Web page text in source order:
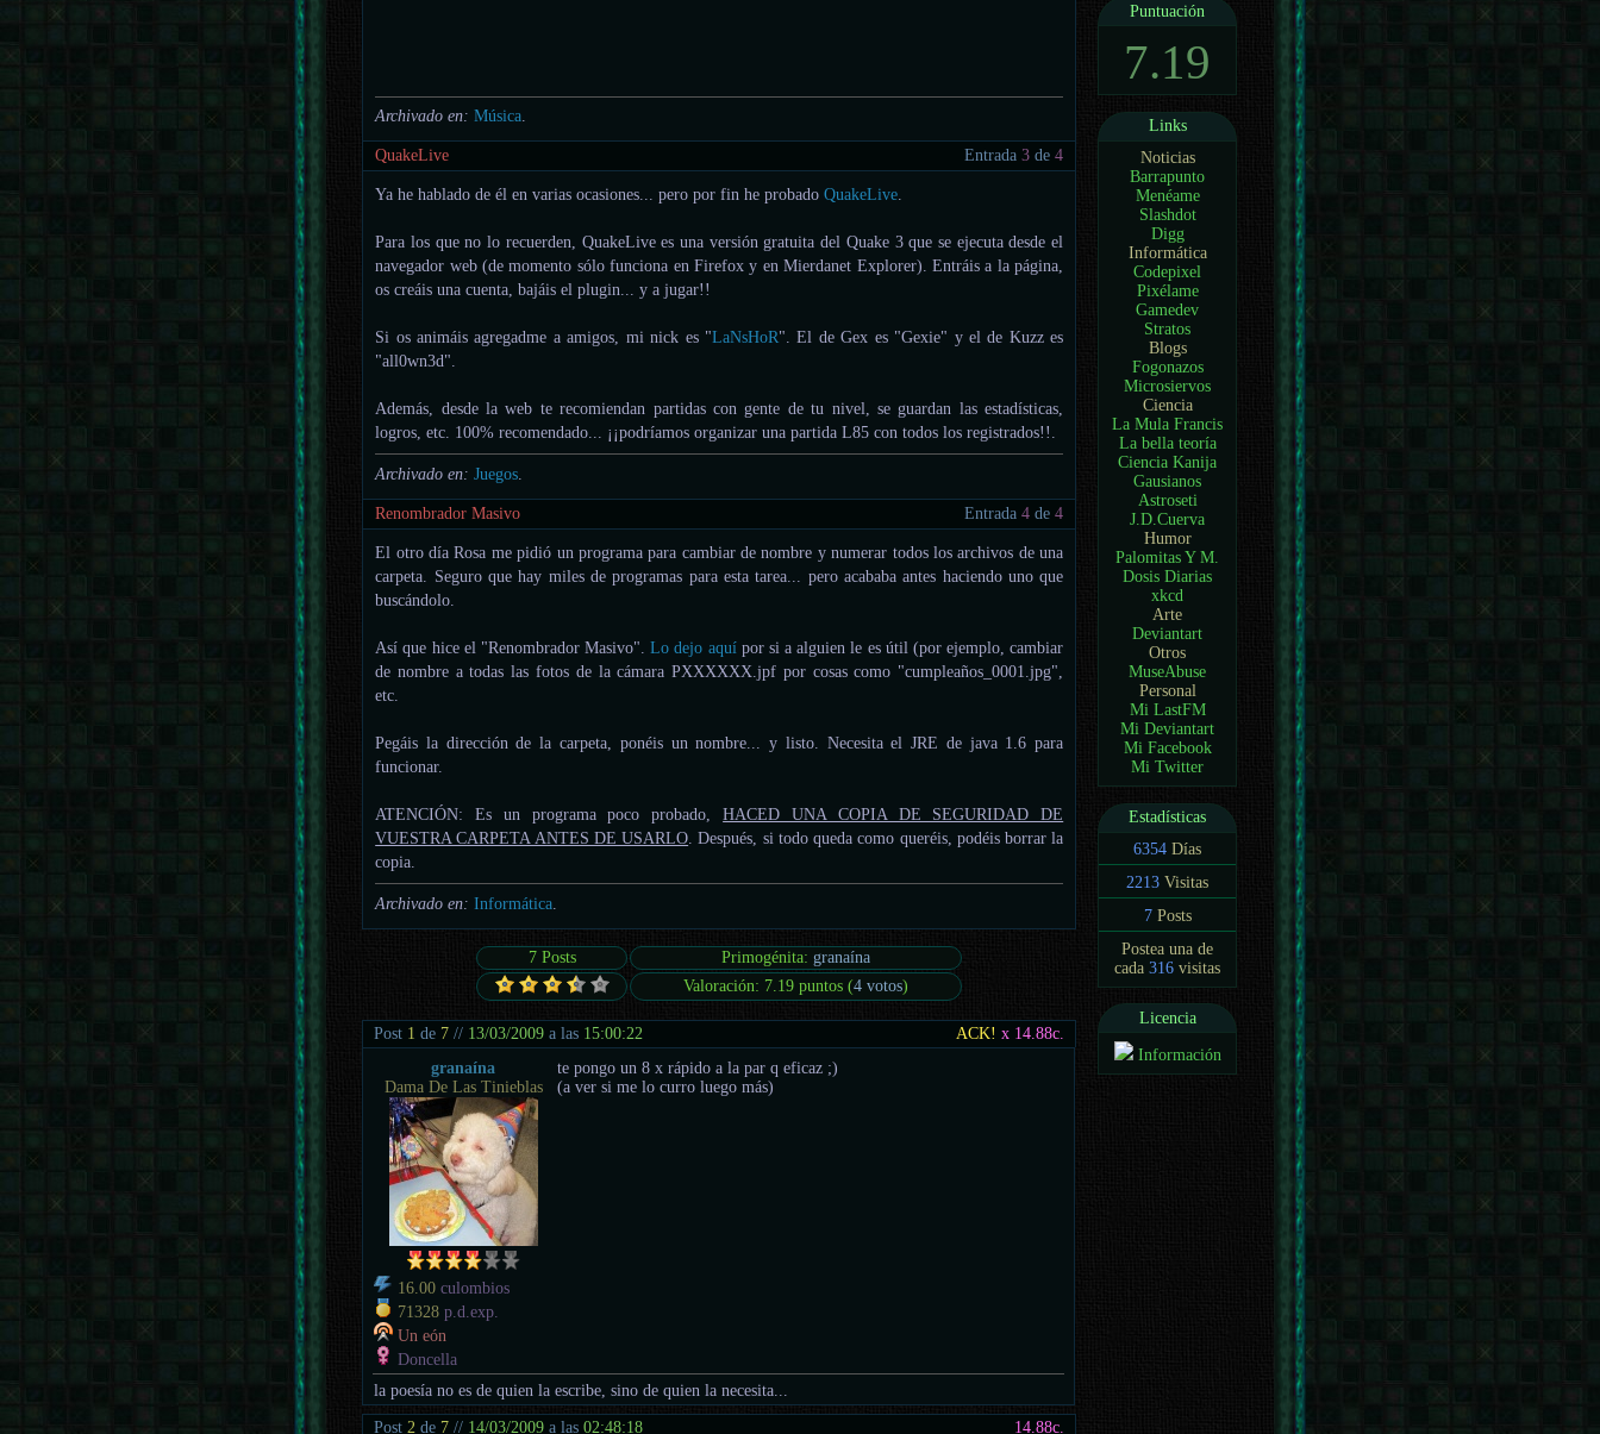
Archivado en: Música.
QuakeLive Entrada3 de4
Ya he hablado de él en varias ocasiones... pero por fin he probadoQuakeLive.
Para los que no lo recuerden, QuakeLive es una versión gratuita del Quake 3 que se ejecuta desde el
navegador web (de momento sólo funciona en Firefox y en Mierdanet Explorer). Entráis a la página,
os creáis una cuenta, bajáis el plugin... y a jugar!!
Si os animáis agregadme a amigos, mi nick es "LaNsHoR". El de Gex es "Gexie" y el de Kuzz es
"all0wn3d".
Además, desde la web te recomiendan partidas con gente de tu nivel, se guardan las estadísticas,
logros, etc. 100% recomendado... ¡¡podríamos organizar una partida L85 con todos los registrados!!.
Archivado en: Juegos
Renombrador Masivo Entrada4 de4
El otro día Rosa me pidió un programa para cambiar de nombre y numerar todos los archivos de una
carpeta. Seguro que hay miles de programas para esta tarea... pero acababa antes haciendo uno que
buscándolo.
Así que hice el "Renombrador Masivo".Lo dejo aquípor si a alguien le es útil (por ejemplo, cambiar
de nombre a todas las fotos de la cámara PXXXXXX.jpf por cosas como "cumpleaños_0001.jpg",
etc.
Pegáis la dirección de la carpeta, ponéis un nombre... y listo. Necesita el JRE de java 1.6 para
funcionar.
ATENCIÓN: Es un programa poco probado,HACED UNA COPIA DE SEGURIDAD DE
VUESTRA CARPETA ANTES DE USARLO . Después, si todo queda como queréis, podéis borrar la
copia.
Archivado en: Informática
7 Posts Primogénita:granaína
Valoración: 7.19 puntos (4 votos)
Post 1 de 7 // 13/03/2009 a las 15:00:22 ACK! x 14.88c.
granaína
Dama De Las Tinieblas
16.00 culombios
71328 p.d.exp.
Un eón
Doncella
te pongo un 8 x rápido a la par q eficaz ;)
(a ver si me lo curro luego más)
la poesía no es de quien la escribe, sino de quien la necesita...
Post 2 de 7 // 14/03/2009 a las02:48:18 14.88c.
Puntuación
7.19
Links
Noticias
Barrapunto
Menéame
Slashdot
Digg
Informática
Codepixel
Pixélame
Gamedev
Stratos
Blogs
Fogonazos
Microsiervos
Ciencia
La Mula Francis
La bella teoría
Ciencia Kanija
Gausianos
Astroseti
J.D.Cuerva
Humor
Palomitas Y M.
Dosis Diarias
xkcd
Arte
Deviantart
Otros
MuseAbuse
Personal
Mi LastFM
Mi Deviantart
Mi Facebook
Mi Twitter
Estadísticas
6354 Días
2213 Visitas
7Posts
Postea una de
cada316 visitas
Licencia
Información